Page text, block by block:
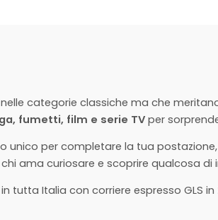
categorie classiche ma che
fumetti, film e serie TVper
unico per completare la tua
ama curiosare e scoprire qualcosa di
tutta Italia con corriere espresso GLS in